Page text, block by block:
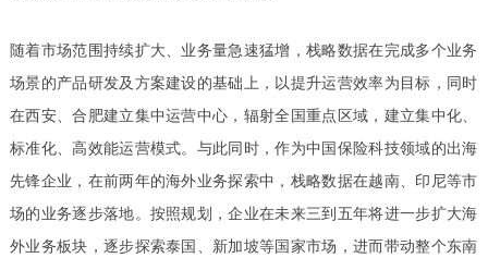
随着市场范围持续扩大、业务量急速猛增，栈略数据在完成多个业务
场景的产品研发及方案建设的基础上，以提升运营效率为目标，同时
在西安、合肥建立集中运营中心，辐射全国重点区域，建立集中化、
标准化、高效能运营模式。与此同时，作为中国保险科技领域的出海
先锋企业，在前两年的海外业务探索中，栈略数据在越南、印尼等市
场的业务逐步落地。按照规划，企业在未来三到五年将进一步扩大海
外业务板块，逐步探索泰国、新加坡等国家市场，进而带动整个东南